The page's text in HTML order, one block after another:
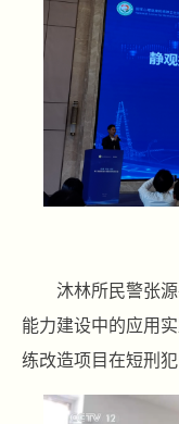
沐林所民警张
能力建设中的应用
练改造项目在短刑